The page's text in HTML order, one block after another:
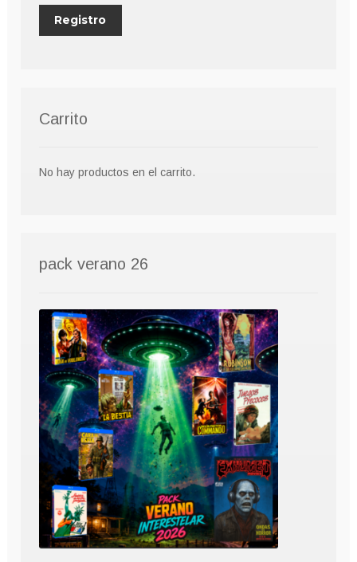
Carrito
No hay productos en el carrito.
pack verano 26